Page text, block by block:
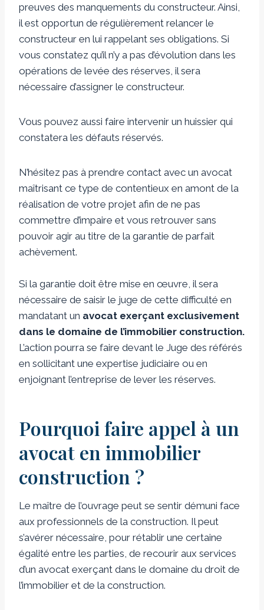
preuves des manquements du constructeur. Ainsi,
il est opportun de régulièrement relancer le
constructeur en lui rappelant ses obligations. Si
vous constatez qu’il n’y a pas d’évolution dans les
opérations de levée des réserves, il sera
nécessaire d’assigner le constructeur.
Vous pouvez aussi faire intervenir un huissier qui
constatera les défauts réservés.
N’hésitez pas à prendre contact avec un avocat
maîtrisant ce type de contentieux en amont de la
réalisation de votre projet afin de ne pas
commettre d’impaire et vous retrouver sans
pouvoir agir au titre de la garantie de parfait
achèvement.
Si la garantie doit être mise en œuvre, il sera
nécessaire de saisir le juge de cette difficulté en
mandatant un avocat exerçant exclusivement
dans le domaine de l’immobilier construction.
L’action pourra se faire devant le Juge des référés
en sollicitant une expertise judiciaire ou en
enjoignant l’entreprise de lever les réserves.
Pourquoi faire appel à un
avocat en immobilier
construction ?
Le maître de l’ouvrage peut se sentir démuni face
aux professionnels de la construction. Il peut
s’avérer nécessaire, pour rétablir une certaine
égalité entre les parties, de recourir aux services
d’un avocat exerçant dans le domaine du droit de
l’immobilier et de la construction.